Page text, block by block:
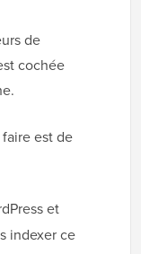
de
cochée
est de
et
indexer ce